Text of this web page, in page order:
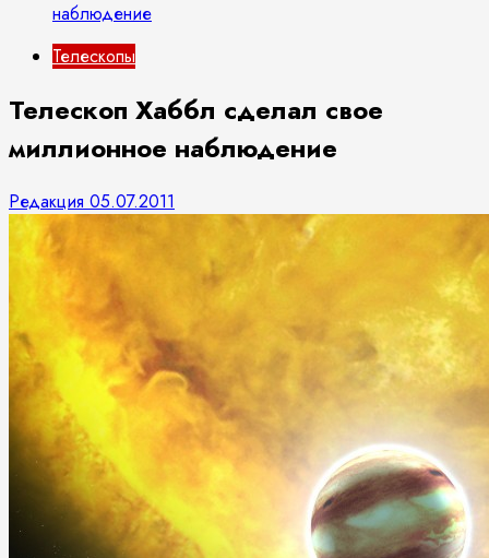
наблюдение
Телескопы
Телескоп Хаббл сделал свое
миллионное наблюдение
Редакция 05.07.2011